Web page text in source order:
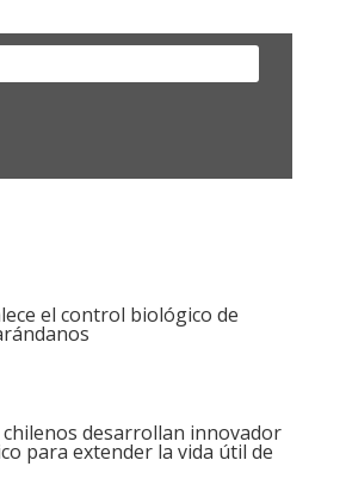
el control biológico de
desarrollan innovador
para extender la vida útil de